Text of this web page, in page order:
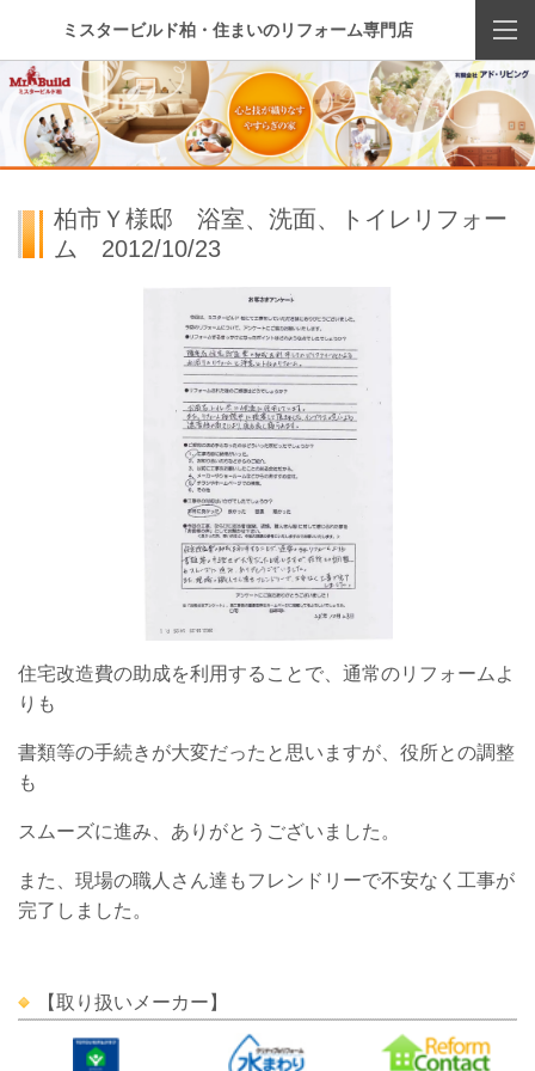
ミスタービルド柏・住まいのリフォーム専門店
柏市Ｙ様邸 浴室、洗面、トイレリフォー
ム 2012/10/23
住宅改造費の助成を利用することで、通常のリフォームよ
りも
書類等の手続きが大変だったと思いますが、役所との調整
も
スムーズに進み、ありがとうございました。
また、現場の職人さん達もフレンドリーで不安なく工事が
完了しました。
【取り扱いメーカー】